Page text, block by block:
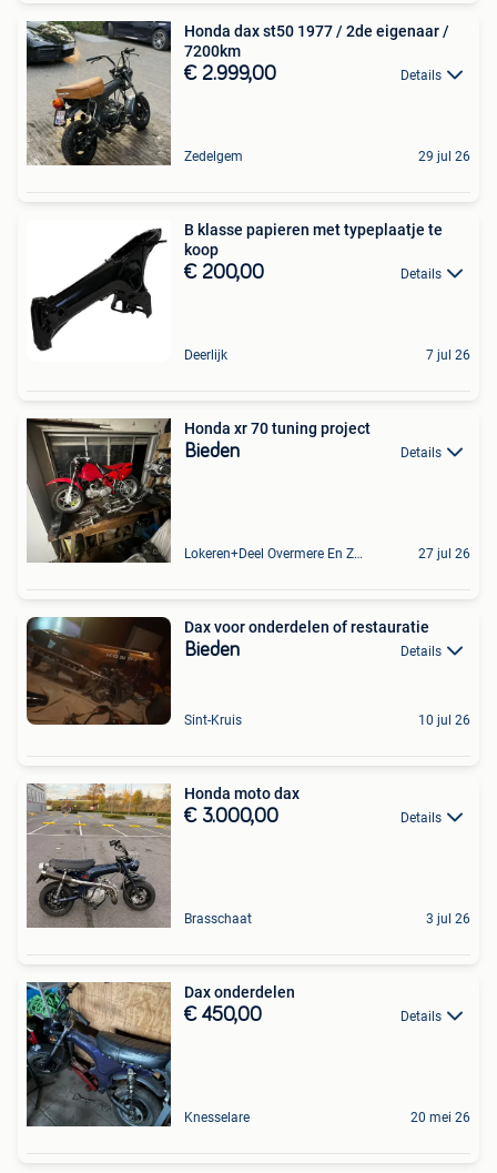
Honda dax st50 1977 / 2de eigenaar /
7200km
€ 2.999,00 Details
Zedelgem 29 jul 26
B klasse papieren met typeplaatje te
koop
€ 200,00 Details
Deerlijk 7 jul 26
Honda xr 70 tuning project
Bieden Details
Lokeren+Deel Overmere En Zele 27 jul 26
Dax voor onderdelen of restauratie
Bieden Details
Sint-Kruis 10 jul 26
Honda moto dax
€ 3.000,00 Details
Brasschaat 3 jul 26
Dax onderdelen
€ 450,00 Details
Knesselare 20 mei 26